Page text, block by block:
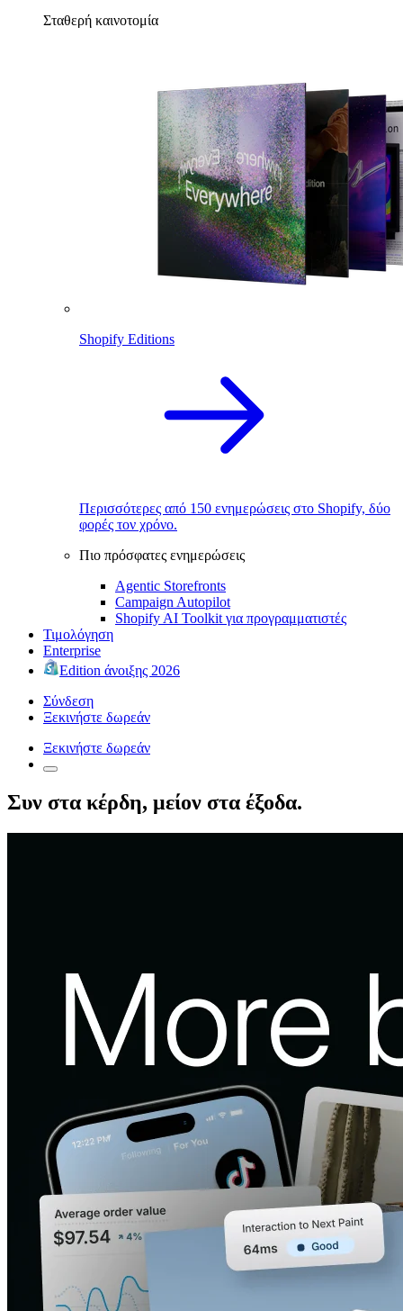
Σταθερή καινοτομία
Shopify Editions
Περισσότερες από 150 ενημερώσεις στο Shopify, δύο
φορές τον χρόνο.
Πιο πρόσφατες ενημερώσεις
Agentic Storefronts
Campaign Autopilot
Shopify AI Toolkit για προγραμματιστές
Τιμολόγηση
Enterprise
Edition άνοιξης 2026
Σύνδεση
Ξεκινήστε δωρεάν
Ξεκινήστε δωρεάν
Συν στα κέρδη, μείον στα έξοδα.